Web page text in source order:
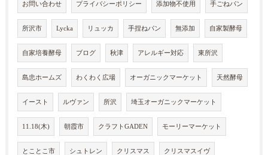
お問い合わせ プライバシーポリシー 添加物不使用 手ごねパン
所沢市 Lycka リュッカ 手捏ねパン 無添加 自家製酵母
自家培養酵母 ブログ 秋津 アレルギー対応 東所沢
島忠ホームズ わくわく広場 オーガニックマーケット 天然酵母
イースト ルヴァン 所沢 埼玉オーガニックマーケット
11.18(木) 朝霞市 クラフトGADEN モーリーマーケット
とことこ市 シュトレン クリスマス クリスマスイヴ